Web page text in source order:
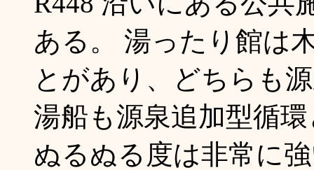
ある。 湯ったり館は
とがあり、どちらも
湯船も源泉追加型循
ぬるぬる度は非常に